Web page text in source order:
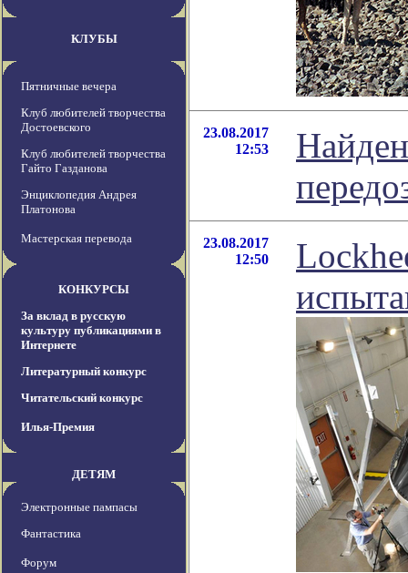
КЛУБЫ
Пятничные вечера
Клуб любителей творчества
Достоевского
Клуб любителей творчества
Гайто Газданова
Энциклопедия Андрея
Платонова
Мастерская перевода
КОНКУРСЫ
За вклад в русскую
культуру публикациями в
Интернете
Литературный конкурс
Читательский конкурс
Илья-Премия
ДЕТЯМ
Электронные пампасы
Фантастика
Форум
23.08.2017
12:53
23.08.2017
12:50